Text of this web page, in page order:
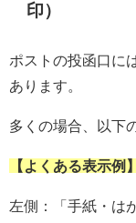
印）
ポストの投函口に
あります。
多くの場合、以下
【よくある表示例】
左側：「手紙・は